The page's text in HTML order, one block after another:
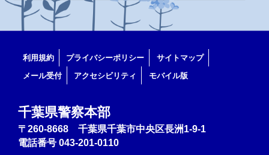
利用規約 プライバシーポリシー
サイトマップ
メール受付
アクセシビリティ モバイル版
千葉県警察本部
〒260-8668 千葉県千葉市中央区長洲1-9-1
電話番号 043-201-0110